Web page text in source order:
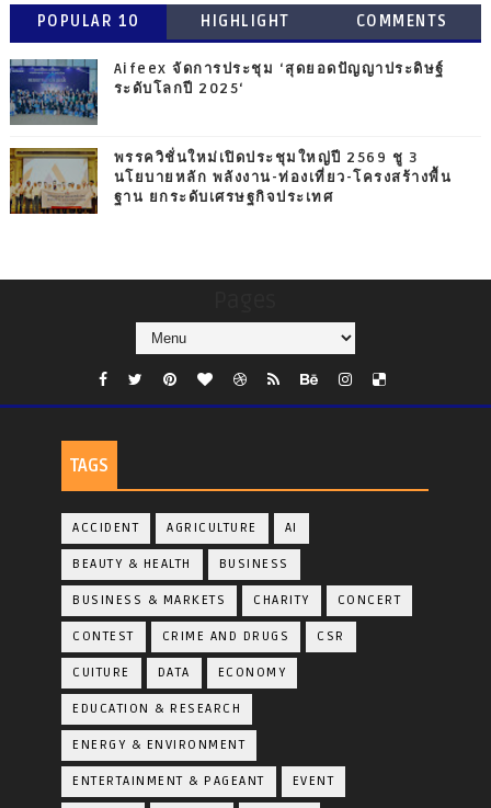
POPULAR 10 HIGHLIGHT COMMENTS
Aifeex จัดการประชุม ‘สุดยอดปัญญาประดิษฐ์
ระดับโลกปี 2025‘
พรรควิชั่นใหม่เปิดประชุมใหญ่ปี 2569 ชู 3
นโยบายหลัก พลังงาน-ท่องเที่ยว-โครงสร้างพื้น
ฐาน ยกระดับเศรษฐกิจประเทศ
TAGS
ACCIDENT AGRICULTURE AI
BEAUTY & HEALTH BUSINESS
BUSINESS & MARKETS CHARITY CONCERT
CONTEST CRIME AND DRUGS CSR
CUITURE DATA ECONOMY
EDUCATION & RESEARCH
ENERGY & ENVIRONMENT
ENTERTAINMENT & PAGEANT EVENT